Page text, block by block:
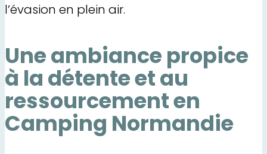
l’évasion en plein air.
Une ambiance propice
à la détente et au
ressourcement en
Camping Normandie